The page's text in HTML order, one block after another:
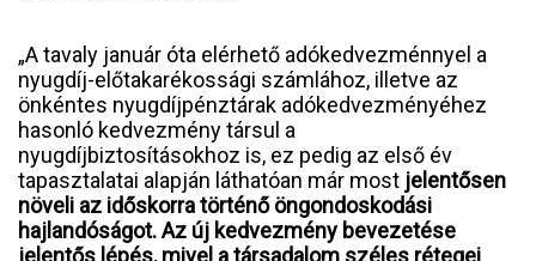
„A tavaly január óta elérhető adókedvezménnyel a
nyugdíj-előtakarékossági számlához, illetve az
önkéntes nyugdíjpénztárak adókedvezményéhez
hasonló kedvezmény társul a
nyugdíjbiztosításokhoz is, ez pedig az első év
tapasztalatai alapján láthatóan már most jelentősen
növeli az időskorra történő öngondoskodási
hajlandóságot. Az új kedvezmény bevezetése
jelentős lépés, mivel a társadalom széles rétegei